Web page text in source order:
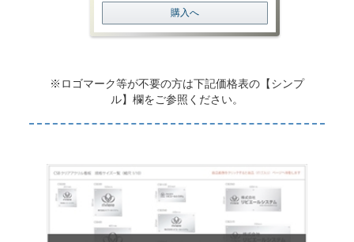
購入へ
※ロゴマーク等が不要の方は下記価格表の【シンプ
ル】欄をご参照ください。